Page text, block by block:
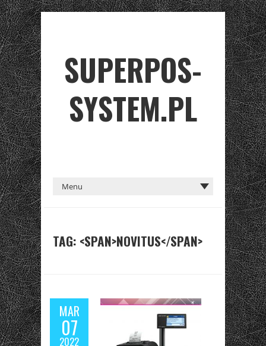
SUPERPOS-
SYSTEM.PL
TAG: <SPAN>NOVITUS</SPAN>
MAR
07
2022